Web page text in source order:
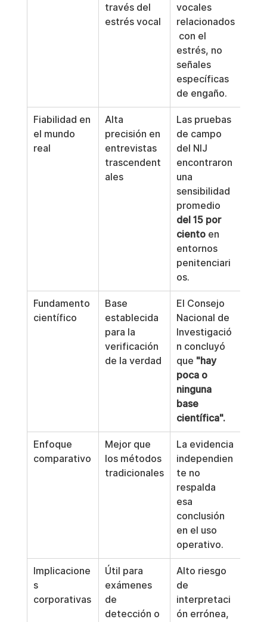
través del
estrés vocal
vocales
relacionados
con el
estrés, no
señales
específicas
de engaño.
Fiabilidad en
el mundo
real
Alta
precisión en
entrevistas
trascendent
ales
Las pruebas
de campo
del NIJ
encontraron
una
sensibilidad
promedio
del 15 por
ciento en
entornos
penitenciari
os.
Fundamento
científico
Base
establecida
para la
verificación
de la verdad
El Consejo
Nacional de
Investigació
n concluyó
que "hay
poca o
ninguna
base
científica".
Enfoque
comparativo
Mejor que
los métodos
tradicionales
La evidencia
independien
te no
respalda
esa
conclusión
en el uso
operativo.
Implicacione
s
corporativas
Útil para
exámenes
de
detección o
Alto riesgo
de
interpretaci
ón errónea,